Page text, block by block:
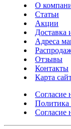
О
Статьи
Акции
Доставка
Адреса
Отзывы
Контакты
Карта
Согласие
Политика
Согласие